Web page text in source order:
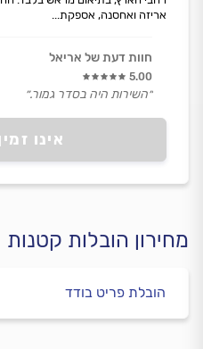
אינו
אריזה ואחסנה, אספקת...
חוות דעת של אריאל
5.00
״השירות היה בסדר גמור.״
מחירון הובלות קטנות
הובלת פריט בודד